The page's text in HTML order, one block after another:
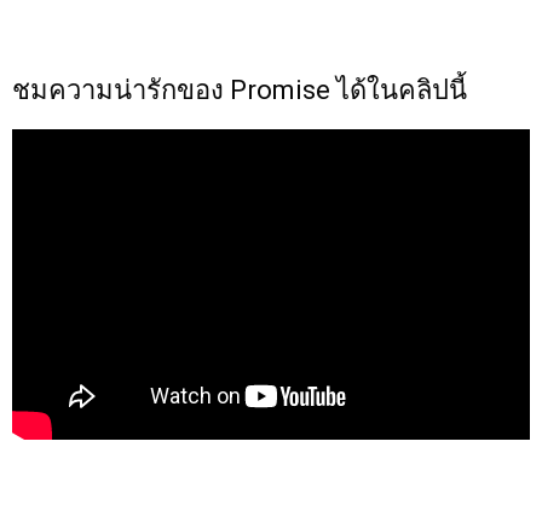
ชมความน่ารักของ Promise ได้ในคลิปนี้